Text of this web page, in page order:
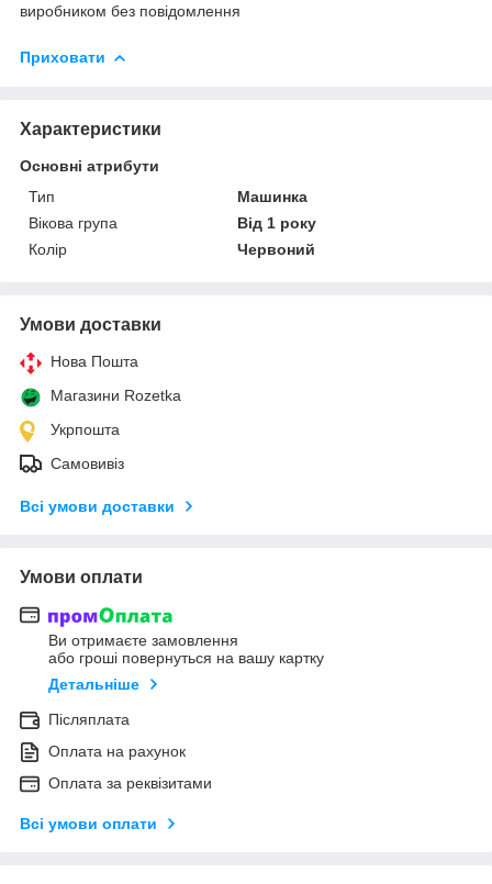
виробником без повідомлення
Приховати
Характеристики
Основні атрибути
Тип
Машинка
Вікова група
Від 1 року
Колір
Червоний
Умови доставки
Нова Пошта
Магазини Rozetka
Укрпошта
Самовивіз
Всі умови доставки
Умови оплати
Ви отримаєте замовлення
або гроші повернуться на вашу картку
Детальніше
Післяплата
Оплата на рахунок
Оплата за реквізитами
Всі умови оплати